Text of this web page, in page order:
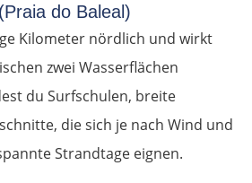
(Praia do Baleal)
Kilometer nördlich und wirkt
zwei Wasserflächen
du Surfschulen, breite
die sich je nach Wind und
Strandtage eignen.